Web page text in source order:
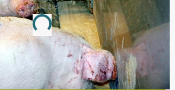
Annonce
Loading...
Jobs